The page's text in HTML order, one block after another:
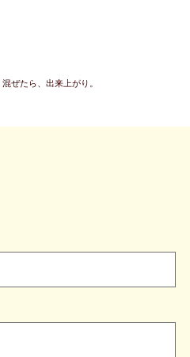
ぜたら、出来上がり。